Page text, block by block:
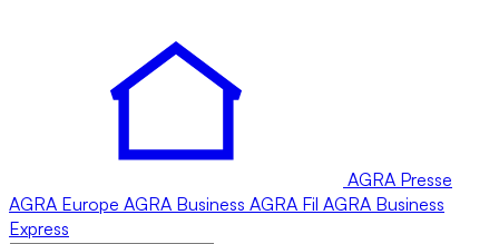
AGRA Presse
AGRA Europe AGRA Business AGRA Fil AGRA Business
Express